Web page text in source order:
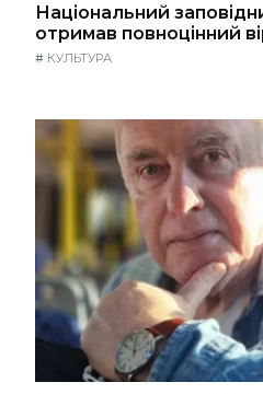
Національний
отримав повноцінний
# КУЛЬТУРА